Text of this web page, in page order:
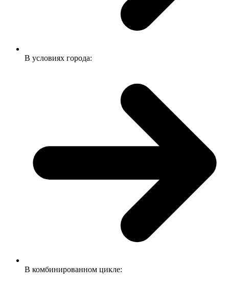
В условиях города:
В комбинированном цикле: